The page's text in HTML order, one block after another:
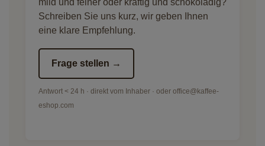
mild und feiner oder kräftig und schokoladig?
Schreiben Sie uns kurz, wir geben Ihnen
eine klare Empfehlung.
Frage stellen →
Antwort < 24 h · direkt vom Inhaber · oder office@kaffee-
eshop.com